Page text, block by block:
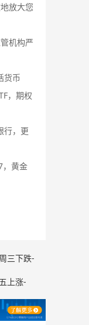
放大您
机构严
货币
，期权
行，更
，黄金
三下跌-
上涨-